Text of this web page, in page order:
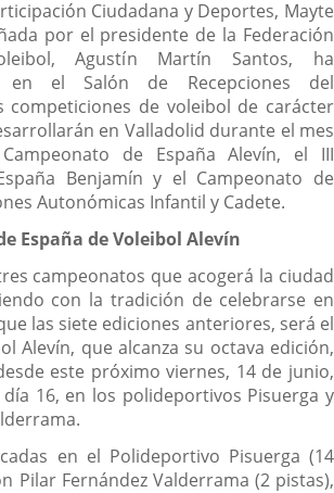
Ciudadana y Deportes, Mayte
por el presidente de la Federación
Agustín Martín Santos, ha
en el Salón de Recepciones del
competiciones de voleibol de carácter
en Valladolid durante el mes
de España Alevín, el III
Benjamín y el Campeonato de
Autonómicas Infantil y Cadete.
España de Voleibol Alevín
campeonatos que acogerá la ciudad
con la tradición de celebrarse en
las siete ediciones anteriores, será el
Alevín, que alcanza su octava edición,
este próximo viernes, 14 de junio,
16, en los polideportivos Pisuerga y
en el Polideportivo Pisuerga (14
Pilar Fernández Valderrama (2 pistas),